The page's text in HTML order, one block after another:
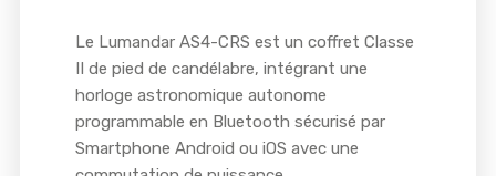
Le Lumandar AS4-CRS est un coffret Classe
II de pied de candélabre, intégrant une
horloge astronomique autonome
programmable en Bluetooth sécurisé par
Smartphone Android ou iOS avec une